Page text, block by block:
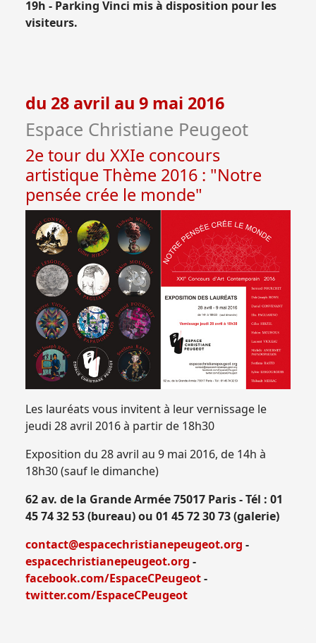
19h - Parking Vinci mis à disposition pour les
visiteurs.
du 28 avril au 9 mai 2016
Espace Christiane Peugeot
2e tour du XXIe concours
artistique Thème 2016 : "Notre
pensée crée le monde"
Les lauréats vous invitent à leur vernissage le
jeudi 28 avril 2016 à partir de 18h30
Exposition du 28 avril au 9 mai 2016, de 14h à
18h30 (sauf le dimanche)
62 av. de la Grande Armée 75017 Paris - Tél : 01
45 74 32 53 (bureau) ou 01 45 72 30 73 (galerie)
contact@espacechristianepeugeot.org -
espacechristianepeugeot.org -
facebook.com/EspaceCPeugeot-
twitter.com/EspaceCPeugeot